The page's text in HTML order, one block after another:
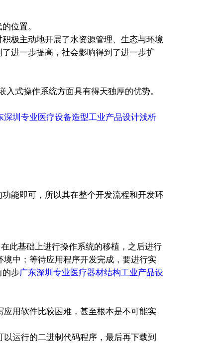
位置。
极主动地开展了水资源管理、生态与环境
进一步提高，社会影响得到了进一步扩
式操作系统方面具有得天独厚的优势。
深圳专业医疗设备造型工业产品设计浅析
能即可，所以其在整个开发流程和开发环
此基础上进行操作系统的移植，之后进行
中；等待应用程序开发完成，要进行实
的步广东深圳专业医疗器材结构工业产品设
用软件比较困难，甚至根本是不可能实
运行的二进制代码程序，最后再下载到